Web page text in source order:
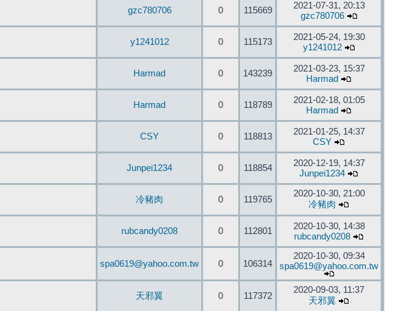
gzc780706 0 115669
2021-07-31, 20:13
gzc780706
y1241012 0 115173
2021-05-24, 19:30
y1241012
Harmad 0 143239
2021-03-23, 15:37
Harmad
Harmad 0 118789
2021-02-18, 01:05
Harmad
CSY 0 118813
2021-01-25, 14:37
CSY
Junpei1234 0 118854
2020-12-19, 14:37
Junpei1234
冷豬肉 0 119765
2020-10-30, 21:00
冷豬肉
rubcandy0208 0 112801
2020-10-30, 14:38
rubcandy0208
spa0619@yahoo.com.tw 0 106314
2020-10-30, 09:34
spa0619@yahoo.com.tw
天邪翼 0 117372
2020-09-03, 11:37
天邪翼